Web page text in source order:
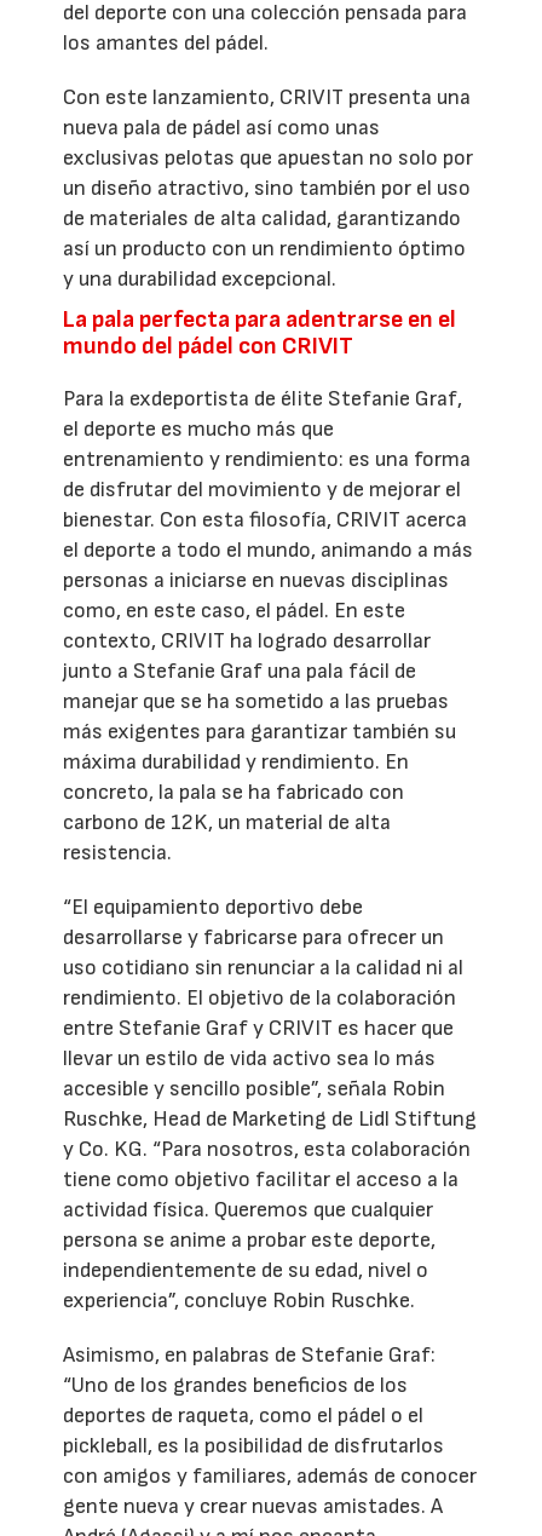
del deporte con una colección pensada para
los amantes del pádel.
Con este lanzamiento, CRIVIT presenta una
nueva pala de pádel así como unas
exclusivas pelotas que apuestan no solo por
un diseño atractivo, sino también por el uso
de materiales de alta calidad, garantizando
así un producto con un rendimiento óptimo
y una durabilidad excepcional.
La pala perfecta para adentrarse en el
mundo del pádel con CRIVIT
Para la exdeportista de élite Stefanie Graf,
el deporte es mucho más que
entrenamiento y rendimiento: es una forma
de disfrutar del movimiento y de mejorar el
bienestar. Con esta filosofía, CRIVIT acerca
el deporte a todo el mundo, animando a más
personas a iniciarse en nuevas disciplinas
como, en este caso, el pádel. En este
contexto, CRIVIT ha logrado desarrollar
junto a Stefanie Graf una pala fácil de
manejar que se ha sometido a las pruebas
más exigentes para garantizar también su
máxima durabilidad y rendimiento. En
concreto, la pala se ha fabricado con
carbono de 12K, un material de alta
resistencia.
“El equipamiento deportivo debe
desarrollarse y fabricarse para ofrecer un
uso cotidiano sin renunciar a la calidad ni al
rendimiento. El objetivo de la colaboración
entre Stefanie Graf y CRIVIT es hacer que
llevar un estilo de vida activo sea lo más
accesible y sencillo posible”, señala Robin
Ruschke, Head de Marketing de Lidl Stiftung
y Co. KG. “Para nosotros, esta colaboración
tiene como objetivo facilitar el acceso a la
actividad física. Queremos que cualquier
persona se anime a probar este deporte,
independientemente de su edad, nivel o
experiencia”, concluye Robin Ruschke.
Asimismo, en palabras de Stefanie Graf:
“Uno de los grandes beneficios de los
deportes de raqueta, como el pádel o el
pickleball, es la posibilidad de disfrutarlos
con amigos y familiares, además de conocer
gente nueva y crear nuevas amistades. A